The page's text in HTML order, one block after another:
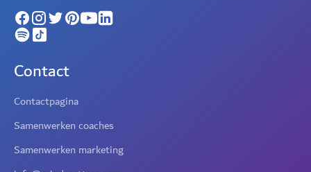
Contact
Contactpagina
Samenwerken coaches
Samenwerken marketing